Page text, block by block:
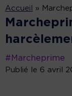
Accueil »
#Marcheprime
Publié le 6 avril